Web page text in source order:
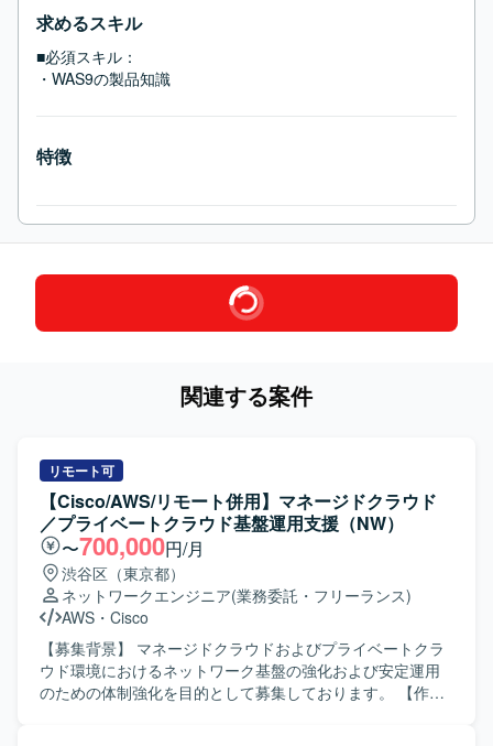
求めるスキル
■必須スキル：
・WAS9の製品知識
特徴
関連する案件
リモート可
【Cisco/AWS/リモート併用】マネージドクラウド
／プライベートクラウド基盤運用支援（NW）
〜700,000円/月
渋谷区（東京都）
ネットワークエンジニア(業務委託・フリーランス)
AWS ・ Cisco
【募集背景】 マネージドクラウドおよびプライベートクラ
ウド環境におけるネットワーク基盤の強化および安定運用
のための体制強化を目的として募集しております。 【作業